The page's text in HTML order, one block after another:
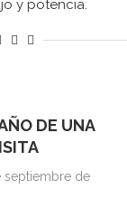
y potencia.
DE UNA
septiembre de